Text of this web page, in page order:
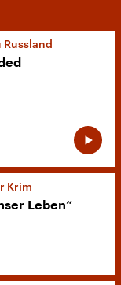
Russland
Krim
Leben“